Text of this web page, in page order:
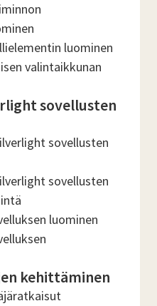
luominen
valintaikkunan
sovellusten
sovellusten
sovellusten
luominen
kehittäminen